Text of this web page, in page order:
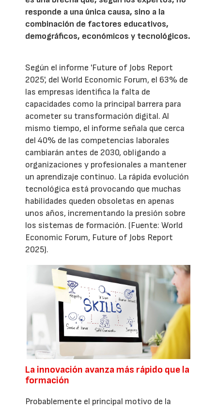
responde a una única causa, sino a la
combinación de factores educativos,
demográficos, económicos y tecnológicos.
Según el informe 'Future of Jobs Report
2025', del World Economic Forum, el 63% de
las empresas identifica la falta de
capacidades como la principal barrera para
acometer su transformación digital. Al
mismo tiempo, el informe señala que cerca
del 40% de las competencias laborales
cambiarán antes de 2030, obligando a
organizaciones y profesionales a mantener
un aprendizaje continuo. La rápida evolución
tecnológica está provocando que muchas
habilidades queden obsoletas en apenas
unos años, incrementando la presión sobre
los sistemas de formación. (Fuente: World
Economic Forum, Future of Jobs Report
2025).
La innovación avanza más rápido que la
formación
Probablemente el principal motivo de la